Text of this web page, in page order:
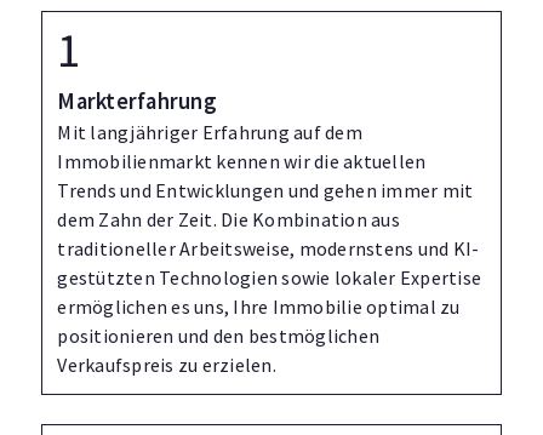
Markterfahrung
Mit langjähriger Erfahrung auf dem
Immobilienmarkt kennen wir die aktuellen
Trends und Entwicklungen und gehen immer mit
dem Zahn der Zeit. Die Kombination aus
traditioneller Arbeitsweise, modernstens und KI-
gestützten Technologien sowie lokaler Expertise
ermöglichen es uns, Ihre Immobilie optimal zu
positionieren und den bestmöglichen
Verkaufspreis zu erzielen.